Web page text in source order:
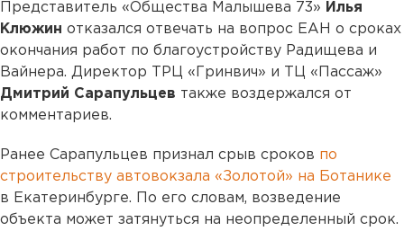
Представитель «Общества Малышева 73» Илья
Клюжин отказался отвечать на вопрос ЕАН о сроках
окончания работ по благоустройству Радищева и
Вайнера. Директор ТРЦ «Гринвич» и ТЦ «Пассаж»
Дмитрий Сарапульцев также воздержался от
комментариев.
Ранее Сарапульцев признал срыв сроков по
строительству автовокзала «Золотой» на Ботанике
в Екатеринбурге. По его словам, возведение
объекта может затянуться на неопределенный срок.